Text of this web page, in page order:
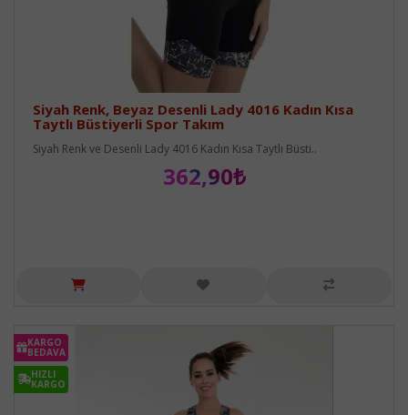
Siyah Renk, Beyaz Desenli Lady 4016 Kadın Kısa
Taytlı Büstiyerli Spor Takım
Siyah Renk ve Desenli Lady 4016 Kadın Kısa Taytlı Büsti..
362,90₺
KARGO
BEDAVA
HIZLI
KARGO